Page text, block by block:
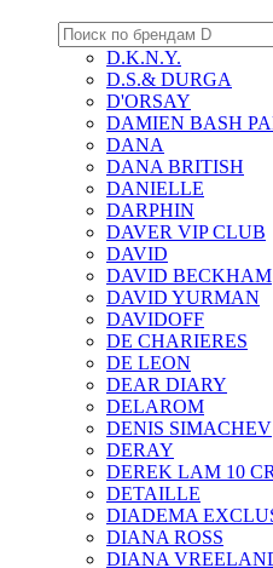
D.K.N.Y.
D.S.& DURGA
D'ORSAY
DAMIEN BASH
DANA
DANA BRITISH
DANIELLE
DARPHIN
DAVER VIP CLUB
DAVID
DAVID BECKHAM
DAVID YURMAN
DAVIDOFF
DE CHARIERES
DE LEON
DEAR DIARY
DELAROM
DENIS SIMACHEV
DERAY
DEREK LAM 10
DETAILLE
DIADEMA
DIANA ROSS
DIANA